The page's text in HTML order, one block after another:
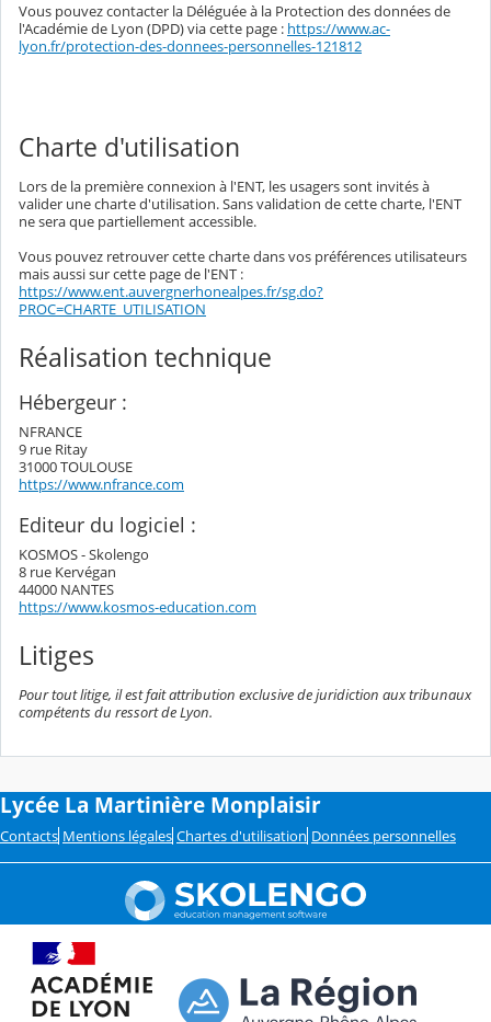
Vous pouvez contacter la Déléguée à la Protection des données de
l'Académie de Lyon (DPD) via cette page : https://www.ac-
lyon.fr/protection-des-donnees-personnelles-121812
Charte d'utilisation
Lors de la première connexion à l'ENT, les usagers sont invités à
valider une charte d'utilisation. Sans validation de cette charte, l'ENT
ne sera que partiellement accessible.
Vous pouvez retrouver cette charte dans vos préférences utilisateurs
mais aussi sur cette page de l'ENT :
https://www.ent.auvergnerhonealpes.fr/sg.do?
PROC=CHARTE_UTILISATION
Réalisation technique
Hébergeur :
NFRANCE
9 rue Ritay
31000 TOULOUSE
https://www.nfrance.com
Editeur du logiciel :
KOSMOS - Skolengo
8 rue Kervégan
44000 NANTES
https://www.kosmos-education.com
Litiges
Pour tout litige, il est fait attribution exclusive de juridiction aux tribunaux
compétents du ressort de Lyon.
Lycée La Martinière Monplaisir
Contacts Mentions légales Chartes d'utilisation Données personnelles